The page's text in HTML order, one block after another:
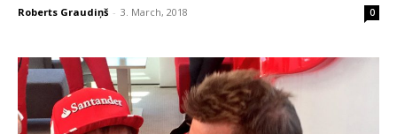
Roberts Graudiņš - 3. March, 2018 0